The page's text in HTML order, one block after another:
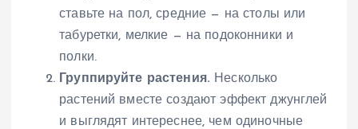
ставьте на пол, средние — на столы или
табуретки, мелкие — на подоконники и
полки.
Группируйте растения. Несколько
растений вместе создают эффект джунглей
и выглядят интереснее, чем одиночные